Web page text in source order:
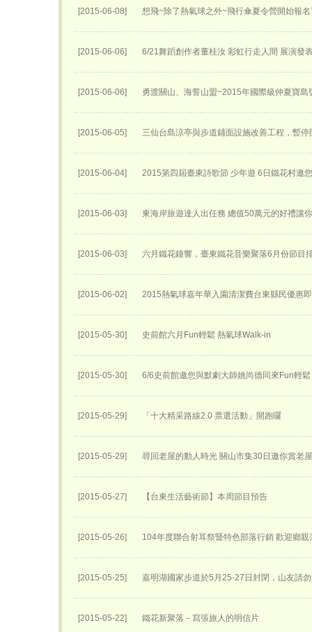
[2015-06-08] 想飛~除了熱氣球之外~飛行傘夏令營開始報名
[2015-06-06] 6/21舞蹈創作者董桂汝 彩虹行走人間 展演發
[2015-06-06] 勇渡關山、海誓山盟~2015年國際級仲夏寶島
[2015-06-05] 三仙台島涼亭與步道鋪面設施改善工程，暫停
[2015-06-04] 2015第四屆臺東詩歌節 少年遊 6日鐵花村邀
[2015-06-03] 東海岸旅遊達人出任務 總值50萬元的好禮讓
[2015-06-03] 六月鐵花鐘響，臺東鐵花音樂聚落6月份節目
[2015-06-02] 2015熱氣球嘉年華入園清潔費台東縣民優惠
[2015-05-30] 史前館六月Fun輕鬆 熱氣球Walk-in
[2015-05-30] 6/6史前館邀您與默劇大師姚尚德同來Fun輕鬆
[2015-05-29] 「十大精采路線2.0 票選活動」開跑囉
[2015-05-29] 尋回老屋的動人時光 關山市集30日邀你賞老
[2015-05-27] 【台東生活藝術節】本周節目預告
[2015-05-26] 104年度聯合射耳祭暨特色部落行銷 歡迎鄉親
[2015-05-25] 嘉明湖國家步道於5月25-27日封閉，山友請
[2015-05-22] 鐵花新聚落－寫張旅人的明信片